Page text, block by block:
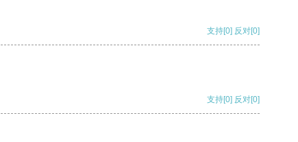
支持[0] 反对[0]
支持[0] 反对[0]